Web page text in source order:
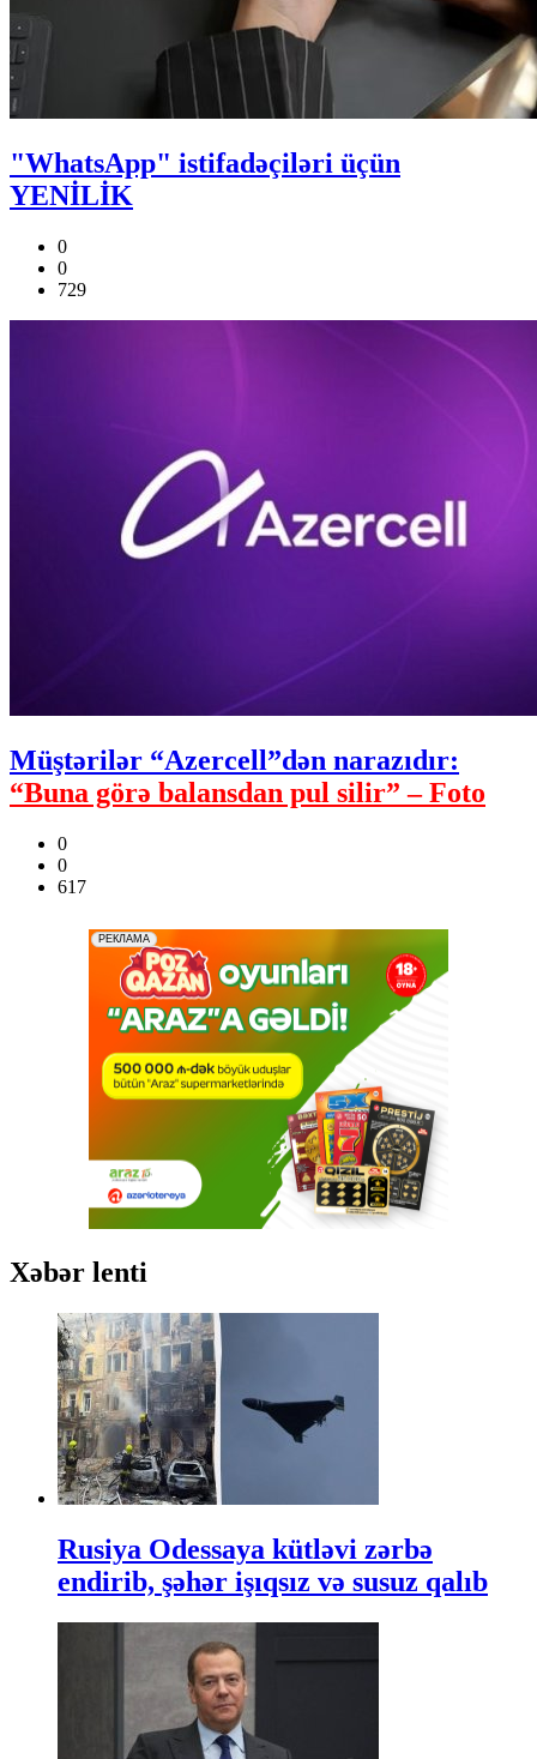
"WhatsApp" istifadəçiləri üçün
YENİLİK
0
0
729
Müştərilər “Azercell”dən narazıdır:
“Buna görə balansdan pul silir” – Foto
0
0
617
Xəbər lenti
Rusiya Odessaya kütləvi zərbə
endirib, şəhər işıqsız və susuz qalıb